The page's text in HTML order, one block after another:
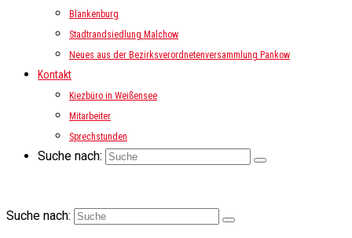
Blankenburg
Stadtrandsiedlung Malchow
Neues aus der Bezirksverordnetenversammlung Pankow
Kontakt
Kiezbüro in Weißensee
Mitarbeiter
Sprechstunden
Suche nach:
Suche nach: